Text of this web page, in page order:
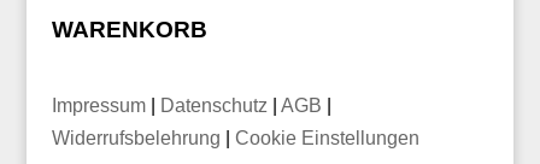
WARENKORB
Impressum Datenschutz AGB
Widerrufsbelehrung
Cookie Einstellungen